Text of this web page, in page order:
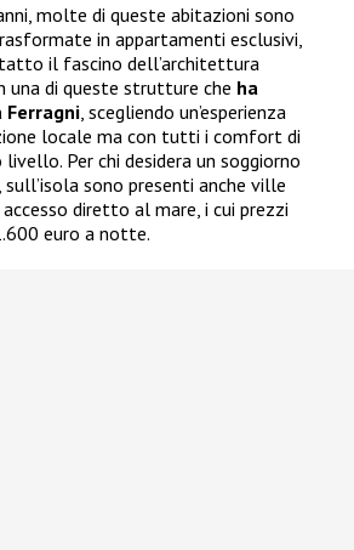
molte di queste abitazioni sono
in appartamenti esclusivi,
il fascino dell’architettura
una di queste strutture che ha
Ferragni , scegliendo un’esperienza
locale ma con tutti i comfort di
Per chi desidera un soggiorno
sull’isola sono presenti anche ville
diretto al mare, i cui prezzi
euro a notte.